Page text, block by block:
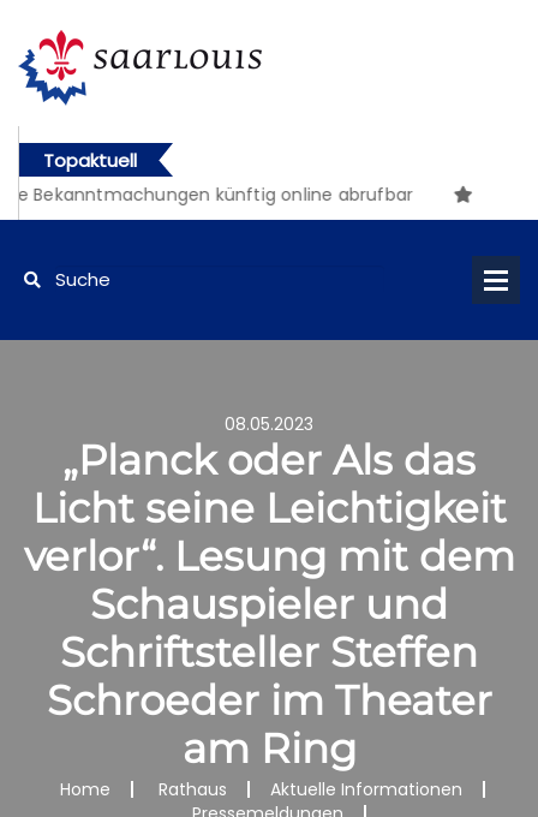
Topaktuell
Bekanntmachungen künftig online abrufbar
08.05.2023
„Planck oder Als das
Licht seine Leichtigkeit
verlor“. Lesung mit dem
Schauspieler und
Schriftsteller Steffen
Schroeder im Theater
am Ring
Home Rathaus
Aktuelle Informationen